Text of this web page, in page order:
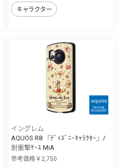
キャラクター
イングレム
AQUOS R8 『ﾃﾞｨｽﾞﾆｰｷｬﾗｸﾀｰ』/
耐衝撃ｹｰｽ MiA
参考価格￥2,750